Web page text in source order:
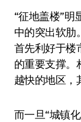
“征地盖楼”明
中的突出软肋
首先利好于楼
的重要支撑。
越快的地区，
而一旦“城镇